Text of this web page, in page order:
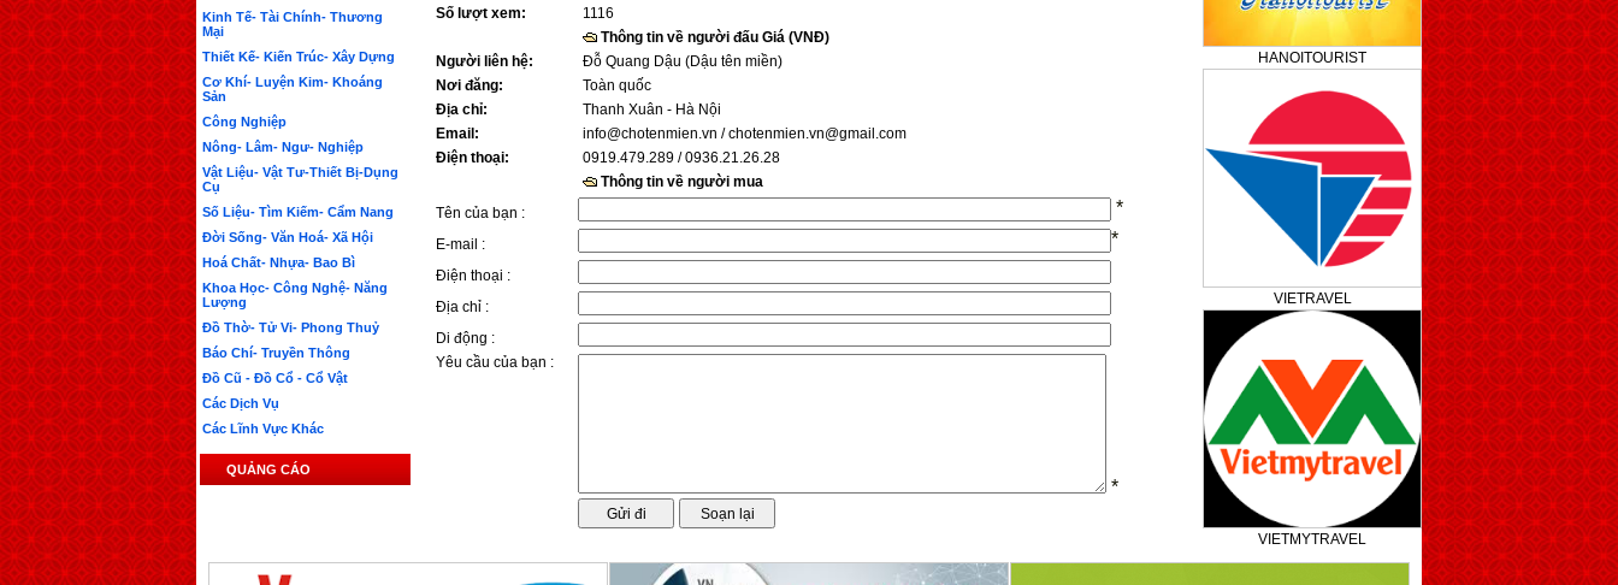
Kinh Tế- Tài Chính- Thương
Mại
Thiết Kế- Kiến Trúc- Xây Dựng
Cơ Khí- Luyện Kim- Khoáng
Sản
Công Nghiệp
Nông- Lâm- Ngư- Nghiệp
Vật Liệu- Vật Tư-Thiết Bị-Dụng
Cụ
Số Liệu- Tìm Kiếm- Cẩm Nang
Đời Sống- Văn Hoá- Xã Hội
Hoá Chất- Nhựa- Bao Bì
Khoa Học- Công Nghệ- Năng
Lượng
Đồ Thờ- Tử Vi- Phong Thuỷ
Báo Chí- Truyền Thông
Đồ Cũ - Đồ Cổ - Cổ Vật
Các Dịch Vụ
Các Lĩnh Vực Khác
QUẢNG CÁO
Số lượt xem:
1116
Thông tin về người đấu Giá (VNĐ)
Người liên hệ:
Đỗ Quang Dậu (Dậu tên miền)
Nơi đăng:
Toàn quốc
Địa chỉ:
Thanh Xuân - Hà Nội
Email:
info@chotenmien.vn / chotenmien.vn@gmail.com
Điện thoại:
0919.479.289 / 0936.21.26.28
Thông tin về người mua
Tên của bạn :
*
E-mail : *
Điện thoại :
Địa chỉ :
Di động :
Yêu cầu của bạn :
*
HANOITOURIST
VIETRAVEL
VIETMYTRAVEL